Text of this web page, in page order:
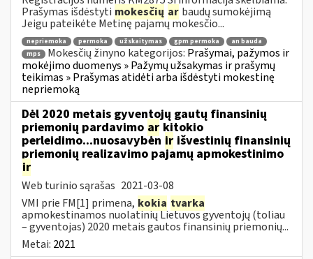
Prašymas išdėstyti mokesčių ar baudų sumokėjimą
Jeigu pateikėte Metinę pajamų mokesčio...
nepriemoka permoka užskaitymas gpm permoka
an bauda
mps
Mokesčių žinyno kategorijos: Prašymai, pažymos ir
mokėjimo duomenys » Pažymų užsakymas ir prašymų
teikimas » Prašymas atidėti arba išdėstyti mokestinę
nepriemoką
Dėl 2020 metais gyventojų gautų finansinių
priemonių pardavimo ar kitokio
perleidimo...nuosavybėn ir išvestinių finansinių
priemonių realizavimo pajamų apmokestinimo
ir
Web turinio sąrašas 2021-03-08
VMI prie FM[1] primena, kokia tvarka
apmokestinamos nuolatinių Lietuvos gyventojų (toliau
– gyventojas) 2020 metais gautos finansinių priemonių...
Metai: 2021